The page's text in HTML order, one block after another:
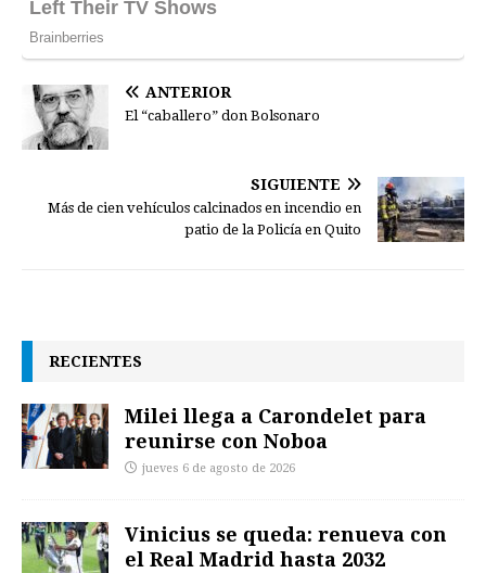
ANTERIOR
El “caballero” don Bolsonaro
SIGUIENTE
Más de cien vehículos calcinados en incendio en
patio de la Policía en Quito
RECIENTES
Milei llega a Carondelet para
reunirse con Noboa
jueves 6 de agosto de 2026
Vinicius se queda: renueva con
el Real Madrid hasta 2032